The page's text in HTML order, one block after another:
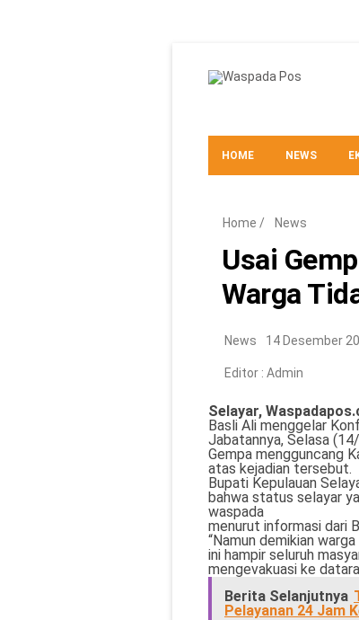
HOME NEWS
Home / News
Usai
Warga
News 14 Desember
Editor : Admin
Selayar,
Basli Ali menggelar
Jabatannya, Selasa
Gempa mengguncang
atas kejadian tersebut.
Bupati Kepulauan
bahwa status selayar
waspada
menurut informasi dari
“Namun demikian
ini hampir seluruh
mengevakuasi ke
Berita Selanjutnya
Pelayanan 24 Jam